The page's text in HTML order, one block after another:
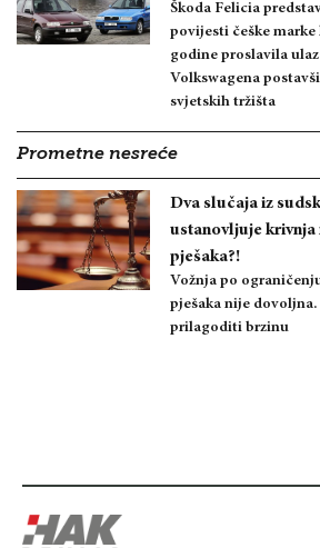
Škoda Felicia
povijesti češke marke
godine proslavila
Volkswagena
svjetskih tržišta
Prometne nesreće
Dva slučaja iz
ustanovljuje krivnja
pješaka?!
Vožnja po
pješaka nije
prilagoditi brzinu